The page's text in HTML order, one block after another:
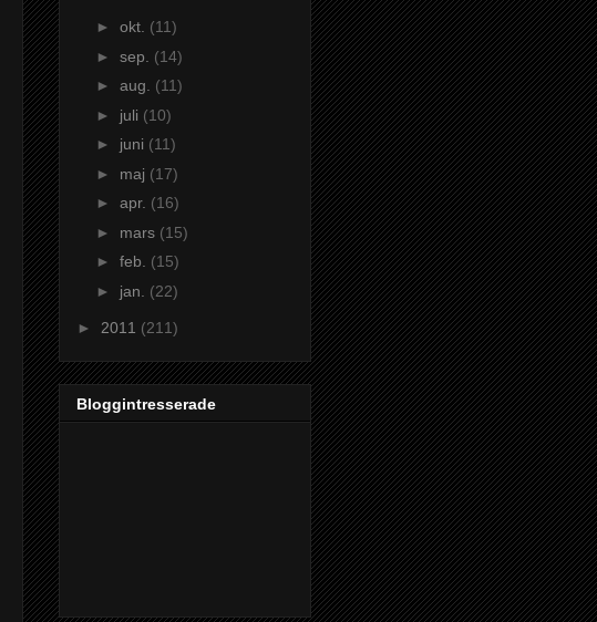
► okt. (11)
► sep. (14)
► aug. (11)
► juli (10)
► juni (11)
► maj (17)
► apr. (16)
► mars (15)
► feb. (15)
► jan. (22)
► 2011 (211)
Bloggintresserade